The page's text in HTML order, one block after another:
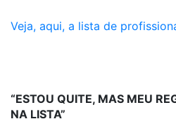
Veja, aqui, a lista de
“ESTOU QUITE, MAS MEU
NA LISTA”